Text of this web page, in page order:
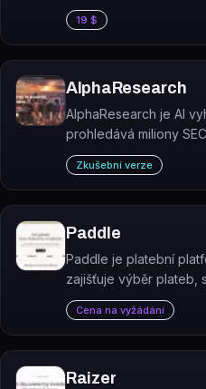
PitchPal už nemusíš
19 $
AlphaResearch
AlphaResearch je AI
prohledává miliony
tiskových zpráv a
Zkušební verze
Paddle
Paddle je platební
zajišťuje výběr plateb,
(DPH/sales tax) jako
Cena na vyžádání
Raizer